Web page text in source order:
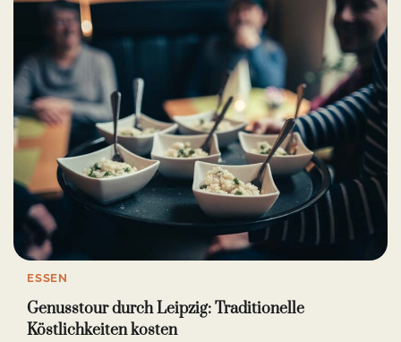
ESSEN
Genusstour durch Leipzig: Traditionelle
Köstlichkeiten kosten